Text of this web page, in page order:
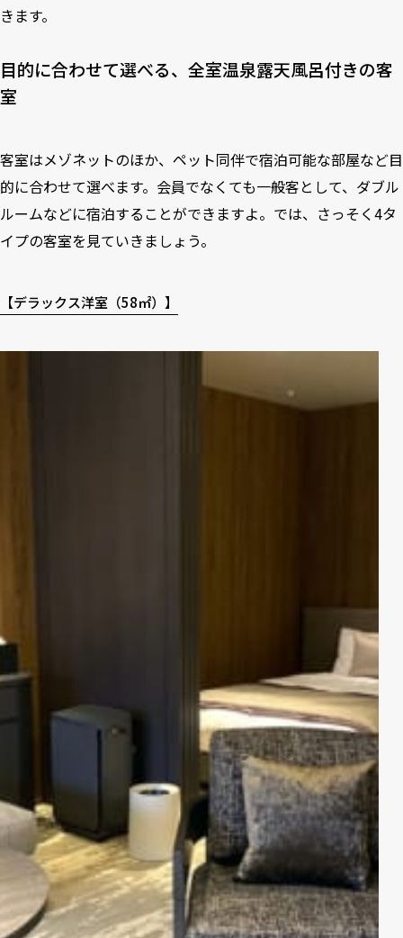
きます。
目的に合わせて選べる、全室温泉露天風呂付きの客
室
客室はメゾネットのほか、ペット同伴で宿泊可能な部屋など目
的に合わせて選べます。会員でなくても一般客として、ダブル
ルームなどに宿泊することができますよ。では、さっそく4タ
イプの客室を見ていきましょう。
【デラックス洋室（58㎡）】